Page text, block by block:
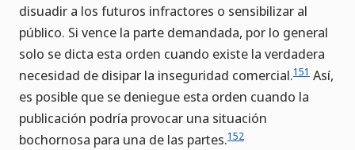
disuadir a los futuros infractores o sensibilizar al
público. Si vence la parte demandada, por lo general
solo se dicta esta orden cuando existe la verdadera
necesidad de disipar la inseguridad comercial.151 Así,
es posible que se deniegue esta orden cuando la
publicación podría provocar una situación
bochornosa para una de las partes.152